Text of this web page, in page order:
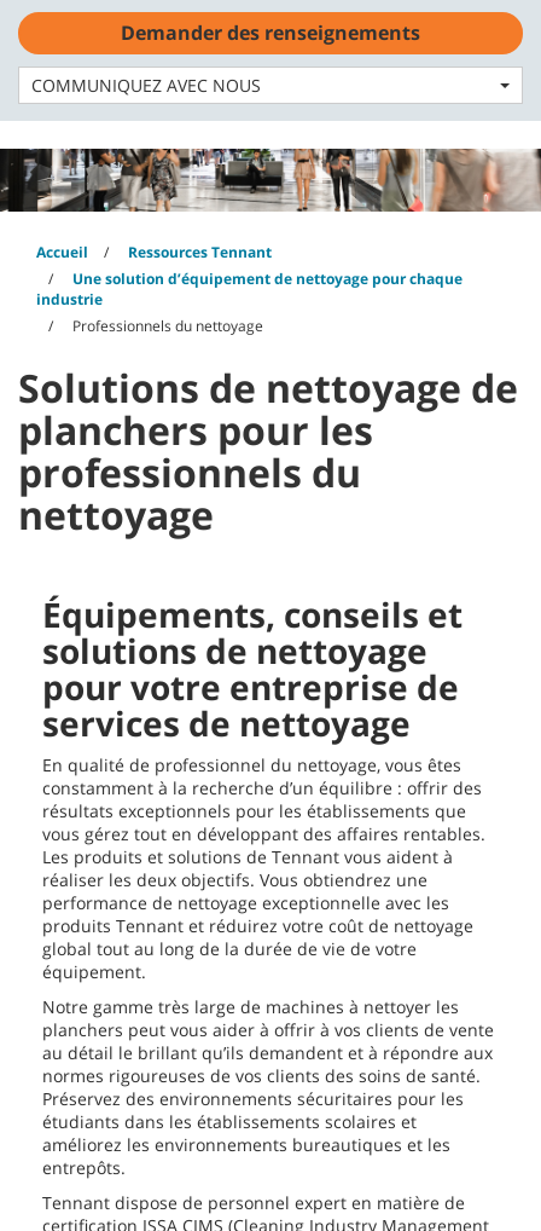
Skip
content
Skip
navigation
menu
Accueil
Ressources Tennant
Une solution d’équipement de nettoyage pour chaque
industrie
Professionnels du nettoyage
Solutions de nettoyage de
planchers pour les
professionnels du
nettoyage
Équipements, conseils et
solutions de nettoyage
pour votre entreprise de
services de nettoyage
En qualité de professionnel du nettoyage, vous êtes
constamment à la recherche d’un équilibre : offrir des
résultats exceptionnels pour les établissements que
vous gérez tout en développant des affaires rentables.
Les produits et solutions de Tennant vous aident à
réaliser les deux objectifs. Vous obtiendrez une
performance de nettoyage exceptionnelle avec les
produits Tennant et réduirez votre coût de nettoyage
global tout au long de la durée de vie de votre
équipement.
Notre gamme très large de machines à nettoyer les
planchers peut vous aider à offrir à vos clients de vente
au détail le brillant qu’ils demandent et à répondre aux
normes rigoureuses de vos clients des soins de santé.
Préservez des environnements sécuritaires pour les
étudiants dans les établissements scolaires et
améliorez les environnements bureautiques et les
entrepôts.
Tennant dispose de personnel expert en matière de
certification ISSA CIMS (Cleaning Industry Management
Demander des renseignements
COMMUNIQUEZ AVEC NOUS